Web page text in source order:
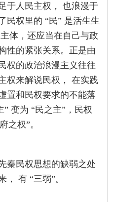
于人民主权， 也浪漫于
民权里的 “民” 是活生生
体，还应当在自己与政
性的紧张关系。正是由
权的政治浪漫主义往往
权来解说民权， 在实践
置和民权要求的不能落
变为 “民之主”，民权
之权”。
秦民权思想的缺弱之处
有 “三弱”。